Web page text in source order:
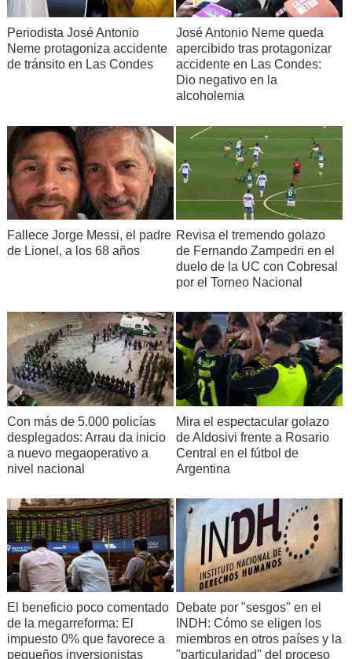
Periodista José Antonio
Neme protagoniza accidente
de tránsito en Las Condes
José Antonio Neme queda
apercibido tras protagonizar
accidente en Las Condes:
Dio negativo en la
alcoholemia
Fallece Jorge Messi, el padre
de Lionel, a los 68 años
Revisa el tremendo golazo
de Fernando Zampedri en el
duelo de la UC con Cobresal
por el Torneo Nacional
Con más de 5.000 policías
desplegados: Arrau da inicio
a nuevo megaoperativo a
nivel nacional
Mira el espectacular golazo
de Aldosivi frente a Rosario
Central en el fútbol de
Argentina
El beneficio poco comentado
de la megarreforma: El
impuesto 0% que favorece a
pequeños inversionistas
Debate por "sesgos" en el
INDH: Cómo se eligen los
miembros en otros países y la
"particularidad" del proceso